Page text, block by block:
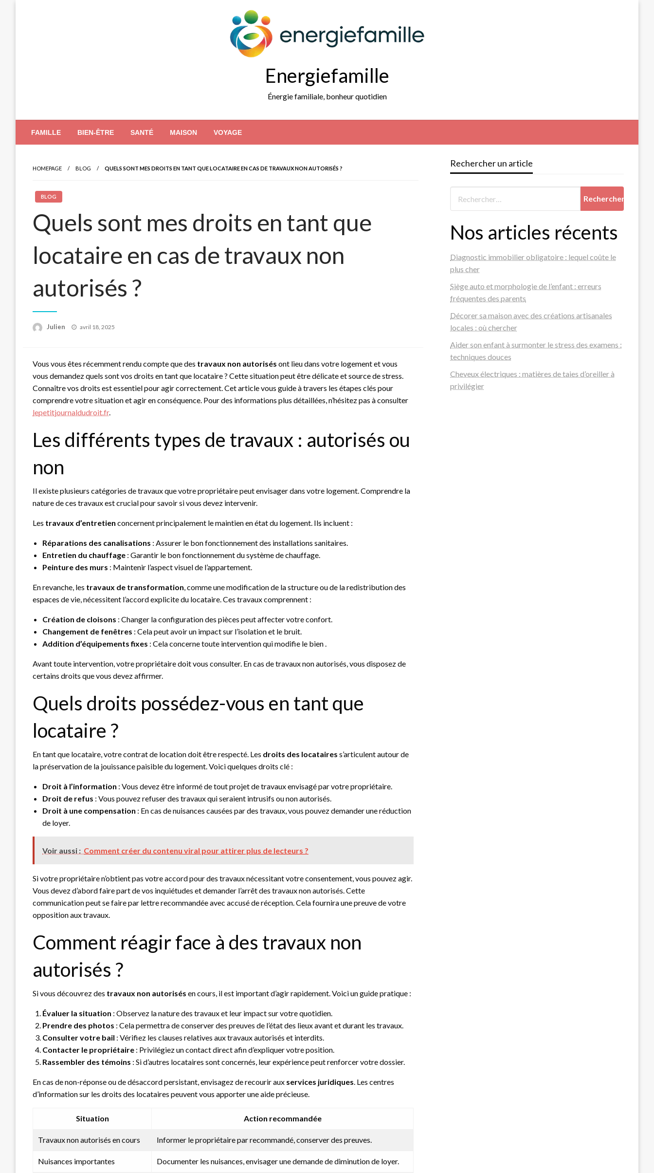
Energiefamille
Énergie familiale, bonheur quotidien
FAMILLE BIEN-ÊTRE SANTÉ MAISON VOYAGE
HOMEPAGE BLOG QUELS SONT MES DROITS EN TANT QUE LOCATAIRE EN CAS DE TRAVAUX NON AUTORISÉS ?
BLOG
Quels sont mes droits en tant que
locataire en cas de travaux non
autorisés ?
Julien
Posted
avril 18, 2025
Vous vous êtes récemment rendu compte que des travaux non autorisés ont lieu dans votre logement et vous
vous demandez quels sont vos droits en tant que locataire ? Cette situation peut être délicate et source de stress.
Connaître vos droits est essentiel pour agir correctement. Cet article vous guide à travers les étapes clés pour
comprendre votre situation et agir en conséquence. Pour des informations plus détaillées, n’hésitez pas à consulter
lepetitjournaldudroit.fr.
Les différents types de travaux : autorisés ou
non
Il existe plusieurs catégories de travaux que votre propriétaire peut envisager dans votre logement. Comprendre la
nature de ces travaux est crucial pour savoir si vous devez intervenir.
Les travaux d’entretien concernent principalement le maintien en état du logement. Ils incluent :
Réparations des canalisations : Assurer le bon fonctionnement des installations sanitaires.
Entretien du chauffage : Garantir le bon fonctionnement du système de chauffage.
Peinture des murs : Maintenir l’aspect visuel de l’appartement.
En revanche, les travaux de transformation, comme une modification de la structure ou de la redistribution des
espaces de vie, nécessitent l’accord explicite du locataire. Ces travaux comprennent :
Création de cloisons : Changer la configuration des pièces peut affecter votre confort.
Changement de fenêtres : Cela peut avoir un impact sur l’isolation et le bruit.
Addition d’équipements fixes : Cela concerne toute intervention qui modifie le bien .
Avant toute intervention, votre propriétaire doit vous consulter. En cas de travaux non autorisés, vous disposez de
certains droits que vous devez affirmer.
Quels droits possédez-vous en tant que
locataire ?
En tant que locataire, votre contrat de location doit être respecté. Les droits des locataires s’articulent autour de
la préservation de la jouissance paisible du logement. Voici quelques droits clé :
Droit à l’information : Vous devez être informé de tout projet de travaux envisagé par votre propriétaire.
Droit de refus : Vous pouvez refuser des travaux qui seraient intrusifs ou non autorisés.
Droit à une compensation : En cas de nuisances causées par des travaux, vous pouvez demander une réduction
de loyer.
Voir aussi : Comment créer du contenu viral pour attirer plus de lecteurs ?
Si votre propriétaire n’obtient pas votre accord pour des travaux nécessitant votre consentement, vous pouvez agir.
Vous devez d’abord faire part de vos inquiétudes et demander l’arrêt des travaux non autorisés. Cette
communication peut se faire par lettre recommandée avec accusé de réception. Cela fournira une preuve de votre
opposition aux travaux.
Comment réagir face à des travaux non
autorisés ?
Si vous découvrez des travaux non autorisés en cours, il est important d’agir rapidement. Voici un guide pratique :
Évaluer la situation : Observez la nature des travaux et leur impact sur votre quotidien.
Prendre des photos : Cela permettra de conserver des preuves de l’état des lieux avant et durant les travaux.
Consulter votre bail : Vérifiez les clauses relatives aux travaux autorisés et interdits.
Contacter le propriétaire : Privilégiez un contact direct afin d’expliquer votre position.
Rassembler des témoins : Si d’autres locataires sont concernés, leur expérience peut renforcer votre dossier.
En cas de non-réponse ou de désaccord persistant, envisagez de recourir aux services juridiques. Les centres
d’information sur les droits des locataires peuvent vous apporter une aide précieuse.
Situation Action recommandée
Travaux non autorisés en cours Informer le propriétaire par recommandé, conserver des preuves.
Nuisances importantes Documenter les nuisances, envisager une demande de diminution de loyer.
Rechercher un article
Nos articles récents
Diagnostic immobilier obligatoire : lequel coûte le
plus cher
Siège auto et morphologie de l’enfant : erreurs
fréquentes des parents
Décorer sa maison avec des créations artisanales
locales : où chercher
Aider son enfant à surmonter le stress des examens :
techniques douces
Cheveux électriques : matières de taies d’oreiller à
privilégier